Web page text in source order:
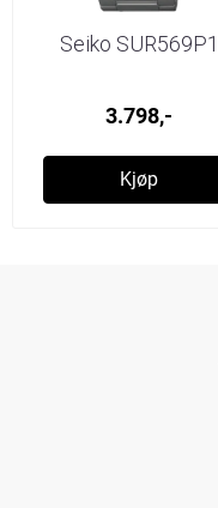
Seiko SUR569P1
3.798,-
Kjøp